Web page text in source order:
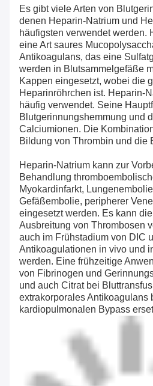
Es gibt viele Arten von
denen Heparin-Natrium und
häufigsten verwendet werden.
eine Art saures
Antikoagulans, das eine
werden in Blutsammelgefäße
Kappen eingesetzt, wobei die
Heparinröhrchen ist. Heparin-
häufig verwendet. Seine
Blutgerinnungshemmung und
Calciumionen. Die
Bildung von Thrombin und die
Heparin-Natrium kann zur
Behandlung
Myokardinfarkt,
Gefäßembolie, peripherer
eingesetzt werden. Es kann
Ausbreitung von Thrombosen
auch im Frühstadium von DIC
Antikoagulationen in vivo und
werden. Eine frühzeitige
von Fibrinogen und
und auch Citrat bei
extrakorporales Antikoagulans
kardiopulmonalen Bypass